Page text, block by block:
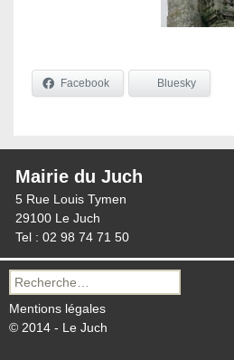
Facebook Bluesky
Mairie du Juch
5 Rue Louis Tymen
29100 Le Juch
Tel : 02 98 74 71 50
Recherche
pour :
Mentions légales
© 2014 - Le Juch